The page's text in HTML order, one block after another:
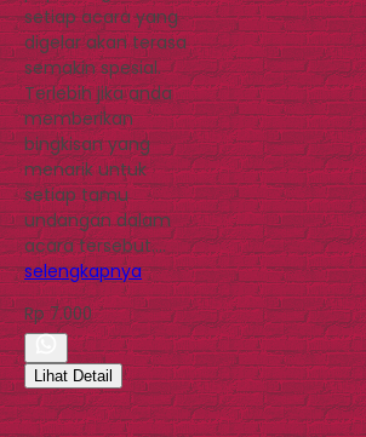
setiap acara yang
digelar akan terasa
semakin spesial.
Terlebih jika anda
memberikan
bingkisan yang
menarik untuk
setiap tamu
undangan dalam
acara tersebut….
selengkapnya
Rp 7.000
Lihat Detail